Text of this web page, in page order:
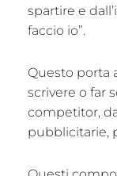
spartire e
faccio io”.
Questo porta
scrivere o far
competitor,
pubblicitarie,